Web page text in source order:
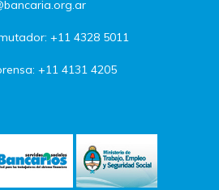
+11 4328 5011
+11 4131 4205